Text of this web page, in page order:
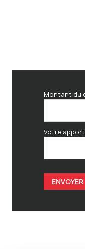
Montant du
Votre apport
ENVOYER